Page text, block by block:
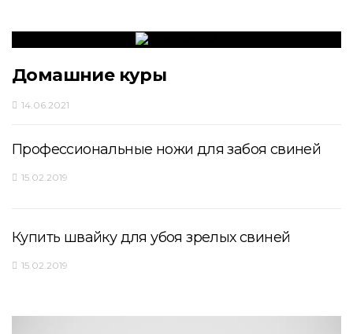
Домашние куры
14.06.2021
Профессиональные ножи для забоя свиней
15.02.2019
Купить швайку для убоя зрелых свиней
15.02.2019